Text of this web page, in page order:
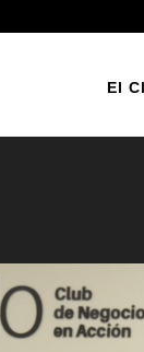
El